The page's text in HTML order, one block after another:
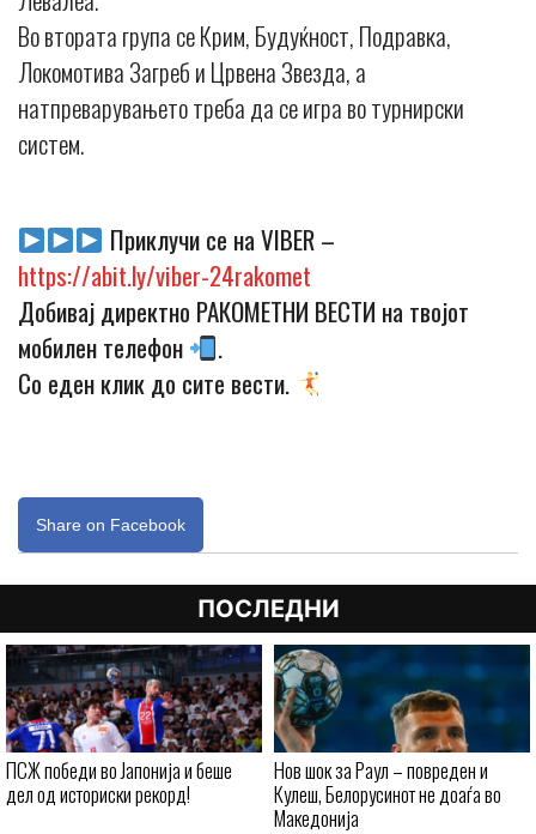
Во втората група се Крим, Будуќност, Подравка,
Локомотива Загреб и Црвена Звезда, а
натпреварувањето треба да се игра во турнирски
систем.
Приклучи се на VIBER –
https://abit.ly/viber-24rakomet
Добивај директно РАКОМЕТНИ ВЕСТИ на твојот
мобилен телефон
.
Со еден клик до сите вести.
Share on Facebook
ПОСЛЕДНИ
ПСЖ победи во Јапонија и беше
дел од историски рекорд!
Нов шок за Раул – повреден и
Кулеш, Белорусинот не доаѓа во
Македонија